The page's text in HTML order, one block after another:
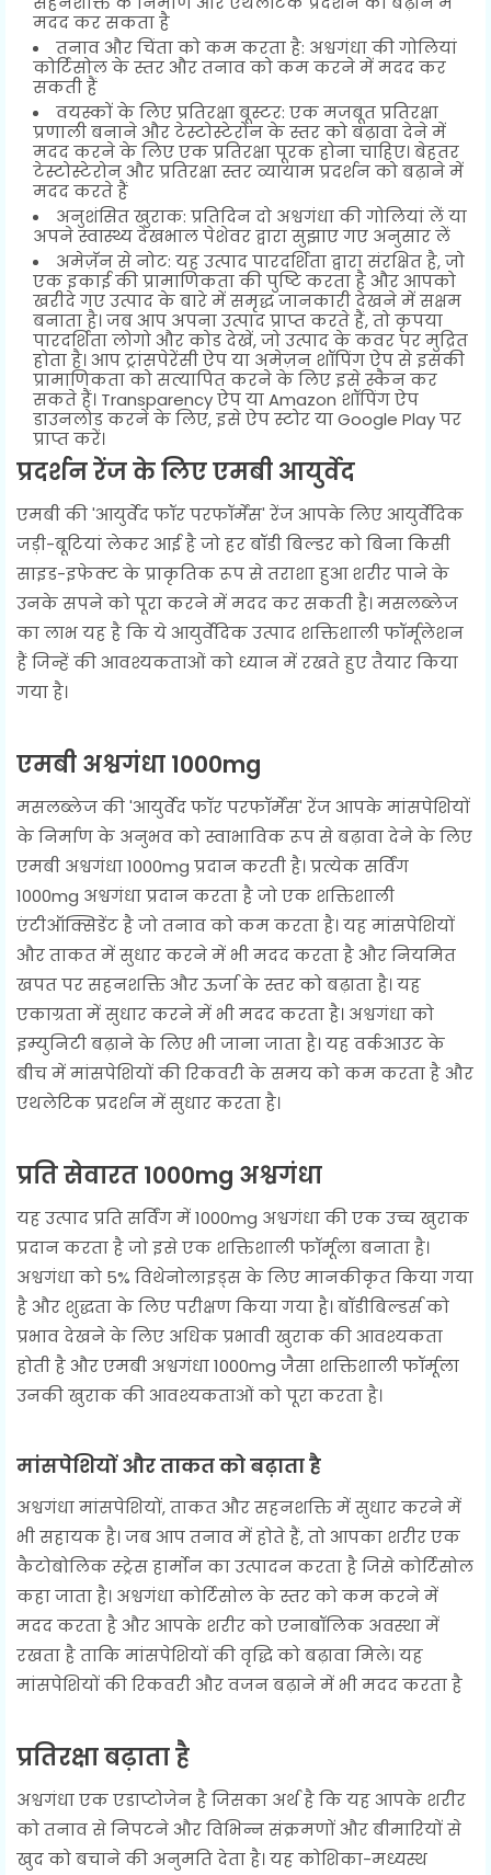
मदद कर सकता है
तनाव और चिंता को कम करता है: अश्वगंधा की गोलियां
कोर्टिसोल के स्तर और तनाव को कम करने में मदद कर
सकती हैं
वयस्कों के लिए प्रतिरक्षा बूस्टर: एक मजबूत प्रतिरक्षा
प्रणाली बनाने और टेस्टोस्टेरोन के स्तर को बढ़ावा देने में
मदद करने के लिए एक प्रतिरक्षा पूरक होना चाहिए। बेहतर
टेस्टोस्टेरोन और प्रतिरक्षा स्तर व्यायाम प्रदर्शन को बढ़ाने में
मदद करते हैं
अनुशंसित खुराक: प्रतिदिन दो अश्वगंधा की गोलियां लें या
अपने स्वास्थ्य देखभाल पेशेवर द्वारा सुझाए गए अनुसार लें
अमेज़ॅन से नोट: यह उत्पाद पारदर्शिता द्वारा संरक्षित है, जो
एक इकाई की प्रामाणिकता की पुष्टि करता है और आपको
खरीदे गए उत्पाद के बारे में समृद्ध जानकारी देखने में सक्षम
बनाता है। जब आप अपना उत्पाद प्राप्त करते हैं, तो कृपया
पारदर्शिता लोगो और कोड देखें, जो उत्पाद के कवर पर मुद्रित
होता है। आप ट्रांसपेरेंसी ऐप या अमेज़न शॉपिंग ऐप से इसकी
प्रामाणिकता को सत्यापित करने के लिए इसे स्कैन कर
सकते हैं। Transparency ऐप या Amazon शॉपिंग ऐप
डाउनलोड करने के लिए, इसे ऐप स्टोर या Google Play पर
प्राप्त करें।
प्रदर्शन रेंज के लिए एमबी आयुर्वेद
एमबी की 'आयुर्वेद फॉर परफॉर्मेंस' रेंज आपके लिए आयुर्वेदिक
जड़ी-बूटियां लेकर आई है जो हर बॉडी बिल्डर को बिना किसी
साइड-इफेक्ट के प्राकृतिक रूप से तराशा हुआ शरीर पाने के
उनके सपने को पूरा करने में मदद कर सकती है। मसलब्लेज
का लाभ यह है कि ये आयुर्वेदिक उत्पाद शक्तिशाली फॉर्मूलेशन
हैं जिन्हें की आवश्यकताओं को ध्यान में रखते हुए तैयार किया
गया है।
एमबी अश्वगंधा 1000mg
मसलब्लेज की 'आयुर्वेद फॉर परफॉर्मेंस' रेंज आपके मांसपेशियों
के निर्माण के अनुभव को स्वाभाविक रूप से बढ़ावा देने के लिए
एमबी अश्वगंधा 1000mg प्रदान करती है। प्रत्येक सर्विंग
1000mg अश्वगंधा प्रदान करता है जो एक शक्तिशाली
एंटीऑक्सिडेंट है जो तनाव को कम करता है। यह मांसपेशियों
और ताकत में सुधार करने में भी मदद करता है और नियमित
खपत पर सहनशक्ति और ऊर्जा के स्तर को बढ़ाता है। यह
एकाग्रता में सुधार करने में भी मदद करता है। अश्वगंधा को
इम्युनिटी बढ़ाने के लिए भी जाना जाता है। यह वर्कआउट के
बीच में मांसपेशियों की रिकवरी के समय को कम करता है और
एथलेटिक प्रदर्शन में सुधार करता है।
प्रति सेवारत 1000mg अश्वगंधा
यह उत्पाद प्रति सर्विंग में 1000mg अश्वगंधा की एक उच्च खुराक
प्रदान करता है जो इसे एक शक्तिशाली फॉर्मूला बनाता है।
अश्वगंधा को 5% विथेनोलाइड्स के लिए मानकीकृत किया गया
है और शुद्धता के लिए परीक्षण किया गया है। बॉडीबिल्डर्स को
प्रभाव देखने के लिए अधिक प्रभावी खुराक की आवश्यकता
होती है और एमबी अश्वगंधा 1000mg जैसा शक्तिशाली फॉर्मूला
उनकी खुराक की आवश्यकताओं को पूरा करता है।
मांसपेशियों और ताकत को बढ़ाता है
अश्वगंधा मांसपेशियों, ताकत और सहनशक्ति में सुधार करने में
भी सहायक है। जब आप तनाव में होते हैं, तो आपका शरीर एक
कैटोबोलिक स्ट्रेस हार्मोन का उत्पादन करता है जिसे कोर्टिसोल
कहा जाता है। अश्वगंधा कोर्टिसोल के स्तर को कम करने में
मदद करता है और आपके शरीर को एनाबॉलिक अवस्था में
रखता है ताकि मांसपेशियों की वृद्धि को बढ़ावा मिले। यह
मांसपेशियों की रिकवरी और वजन बढ़ाने में भी मदद करता है
प्रतिरक्षा बढ़ाता है
अश्वगंधा एक एडाप्टोजेन है जिसका अर्थ है कि यह आपके शरीर
को तनाव से निपटने और विभिन्न संक्रमणों और बीमारियों से
खुद को बचाने की अनुमति देता है। यह कोशिका-मध्यस्थ